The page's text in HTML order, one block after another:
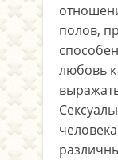
полов,
любовь к